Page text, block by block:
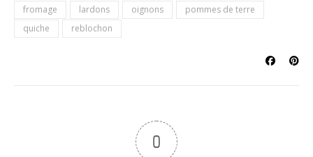
fromage lardons oignons
pommes de terre
quiche
reblochon
0